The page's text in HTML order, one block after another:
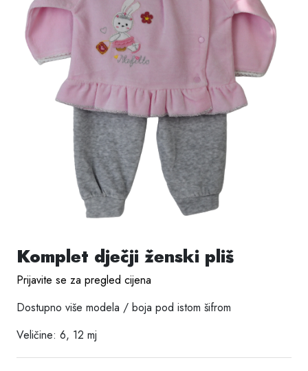
Komplet dječji ženski pliš
Prijavite se za pregled cijena
Dostupno više modela / boja pod istom šifrom
Veličine: 6, 12 mj